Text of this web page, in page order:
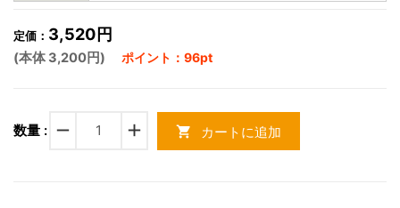
定価： 3,520円
(本体 3,200円) ポイント：96pt
数量 : remove add shopping_cart カートに追加